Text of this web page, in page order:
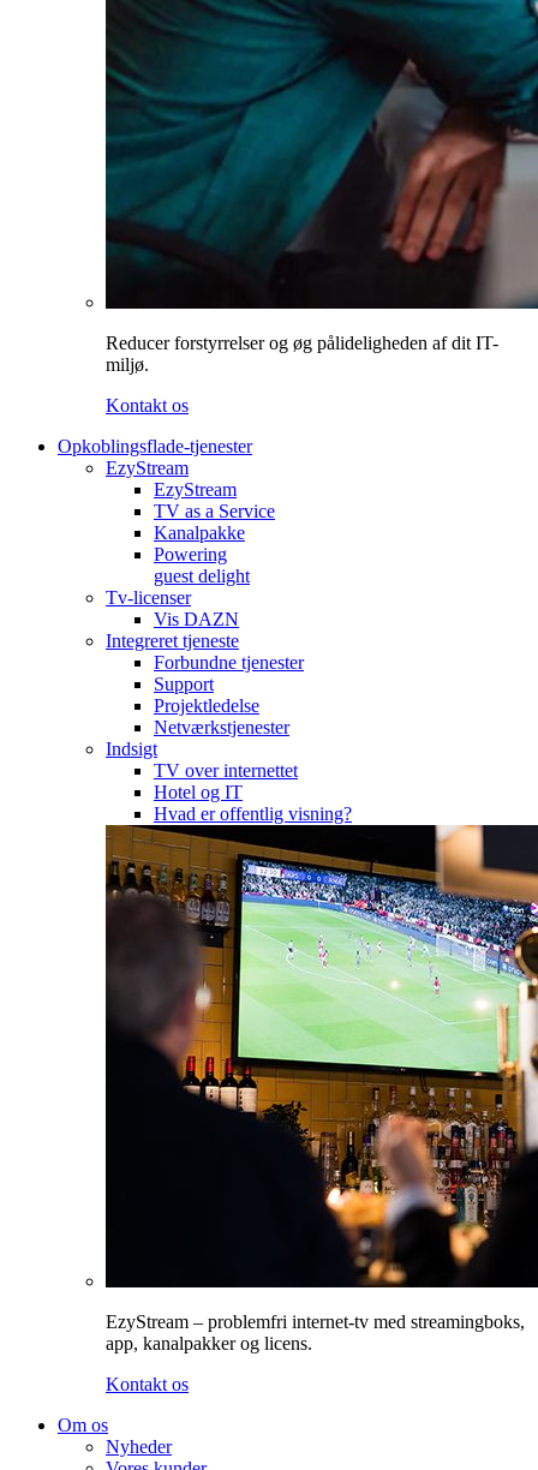
Reducer forstyrrelser og øg pålideligheden af dit IT-
miljø.
Kontakt os
Opkoblingsflade-tjenester
EzyStream
EzyStream
TV as a Service
Kanalpakke
Powering
guest delight
Tv-licenser
Vis DAZN
Integreret tjeneste
Forbundne tjenester
Support
Projektledelse
Netværkstjenester
Indsigt
TV over internettet
Hotel og IT
Hvad er offentlig visning?
EzyStream – problemfri internet-tv med streamingboks,
app, kanalpakker og licens.
Kontakt os
Om os
Nyheder